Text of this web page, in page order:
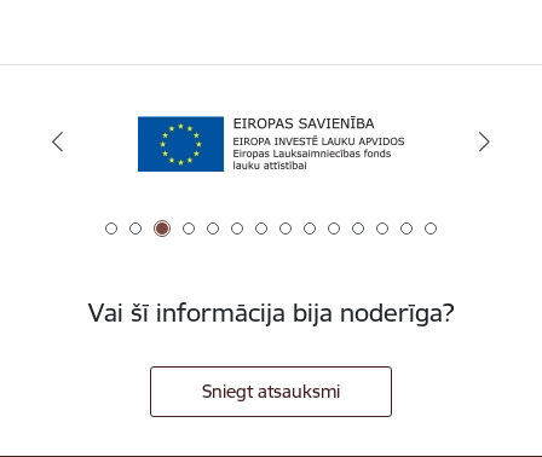
Vai šī informācija bija noderīga?
Sniegt atsauksmi